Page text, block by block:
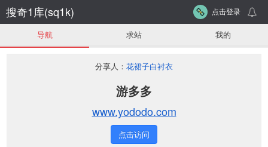
搜奇1库(sq1k) 点击登录
导航 求站 我的
分享人： 花裙子白衬衣
游多多
www.yododo.com
点击访问